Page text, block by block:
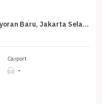
For Sale Tanah Premium di Kebayoran Baru, Jakarta Selatan, LT 865m²
Carport
-